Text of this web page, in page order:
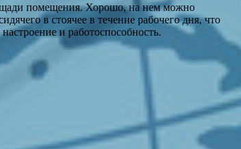
помещения. Хорошо, на нем можно
в стоячее в течение рабочего дня, что
и работоспособность.